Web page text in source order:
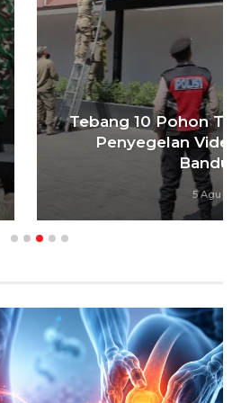
Tanpa Izin Berujung
Videotron, Pemkot
5 Agu 2026